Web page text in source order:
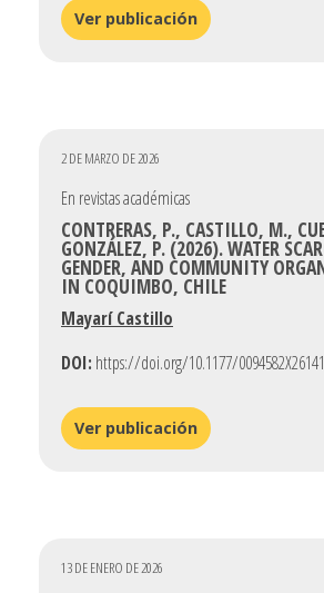
Ver publicación
2 DE MARZO DE 2026
En revistas académicas
CONTRERAS, P., CASTILLO, M.,
GONZÁLEZ, P. (2026). WATER
GENDER, AND COMMUNITY
IN COQUIMBO, CHILE
Mayarí Castillo
DOI: https://doi.org/10.1177/
Ver publicación
13 DE ENERO DE 2026